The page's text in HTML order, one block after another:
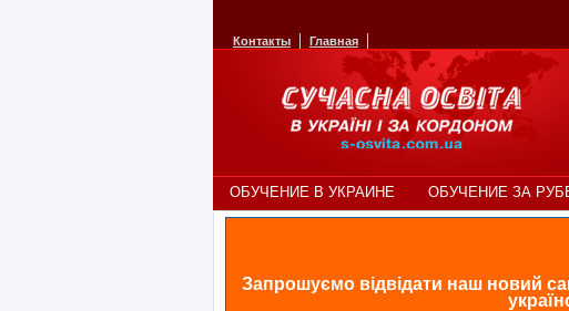
Контакты Главная
ОБУЧЕНИЕ В УКРАИНЕ ОБУЧЕНИЕ ЗА
Запрошуємо відвідати наш новий